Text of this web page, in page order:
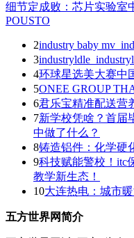
细节定成败：芯片实验室
POUSTO
2industry baby
3
4环球星选美大赛中
5ONEE GROUP
6君乐宝精准配送营
7新学校凭啥？首届
中做了什么？
8铸造铝件：化学硬
9科技赋能警校！itc
教学新生态！
10大连热电：城市
五方世界网简介